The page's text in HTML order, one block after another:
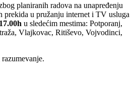
planiranih radova na unapređenju
prekida u pružanju internet i TV usluga
u sledećim mestima: Potporanj,
Vlajkovac, Ritiševo, Vojvodinci,